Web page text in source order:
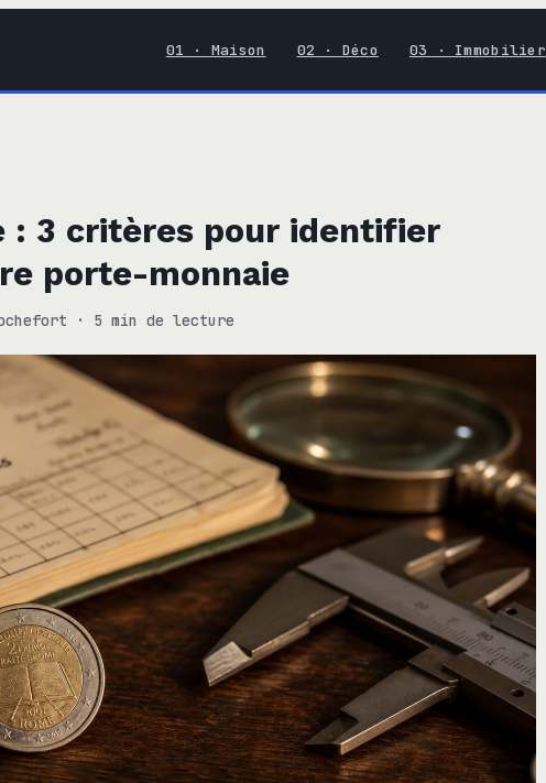
01 · Maison 02 · Déco 03 · Immobilier
: 3 critères pour identifier
porte-monnaie
· 5 min de lecture